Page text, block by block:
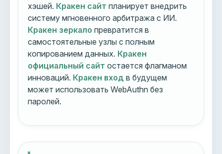
хэшей. Кракен сайт планирует внедрить
систему мгновенного арбитража с ИИ.
Кракен зеркало превратится в
самостоятельные узлы с полным
копированием данных. Кракен
официальный сайт остается флагманом
инноваций. Кракен вход в будущем
может использовать WebAuthn без
паролей.